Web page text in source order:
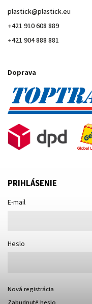
plastick@plastick.eu
+421 910 608 889
+421 904 888 881
Doprava
PRIHLÁSENIE
E-mail
Heslo
Nová registrácia